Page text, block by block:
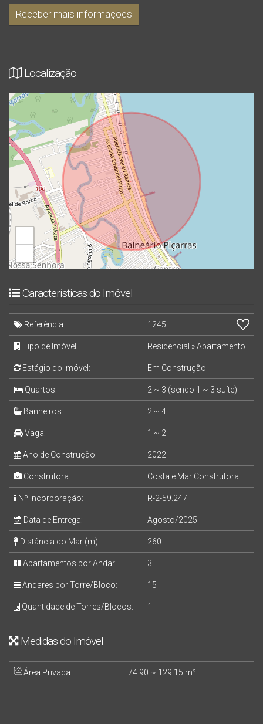
Receber mais informações
Localização
Características do Imóvel
Referência: 1245
Tipo de Imóvel: Residencial »Apartamento
Estágio do Imóvel: Em Construção
Quartos: 2 ~ 3 (sendo 1 ~ 3 suíte)
Banheiros: 2 ~ 4
Vaga: 1 ~ 2
Ano de Construção: 2022
Construtora: Costa e Mar Construtora
Nº Incorporação: R-2-59.247
Data de Entrega: Agosto/2025
Distância do Mar (m): 260
Apartamentos por Andar: 3
Andares por Torre/Bloco: 15
Quantidade de Torres/Blocos: 1
Medidas do Imóvel
Área Privada: 74 .90 ~ 129 .15 m²